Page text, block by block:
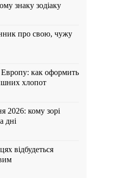
знаку зодіаку
про свою, чужу
как оформить
хлопот
2026: кому зорі
дні
відбудеться